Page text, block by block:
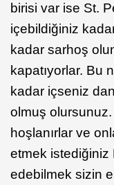
birisi var ise St.
içebildiğiniz
kadar sarhoş
kapatıyorlar. Bu
kadar içseniz
olmuş olursunuz.
hoşlanırlar ve
etmek istediğiniz
edebilmek sizin